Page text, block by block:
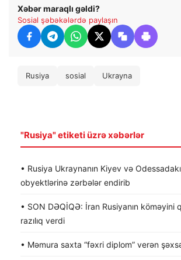
Xəbər maraqlı gəldi?
Sosial şəbəkələrdə paylaşın
Rusiya sosial Ukrayna
"Rusiya" etiketi üzrə xəbərlər
• Rusiya Ukraynanın Kiyev və
obyektlərinə zərbələr endirib
• SON DƏQİQƏ: İran Rusiyanın köməyini
razılıq verdi
• Məmura saxta “fəxri diplom” verən